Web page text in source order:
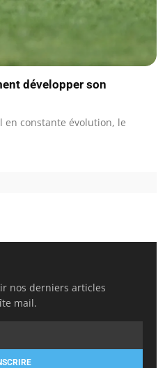
développer son
en constante évolution, le
nos derniers articles
mail.